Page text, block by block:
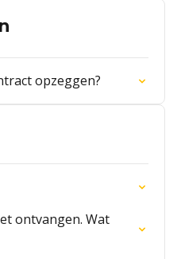
opzeggen?
ontvangen. Wat